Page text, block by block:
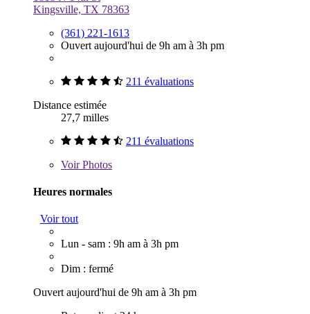
Kingsville, TX 78363
(361) 221-1613
Ouvert aujourd'hui de 9h am à 3h pm
211 évaluations
Distance estimée
27,7 milles
211 évaluations
VoirPhotos
Heures normales
Voir tout
Lun - sam : 9h am à 3h pm
Dim : fermé
Ouvert aujourd'hui de 9h am à 3h pm